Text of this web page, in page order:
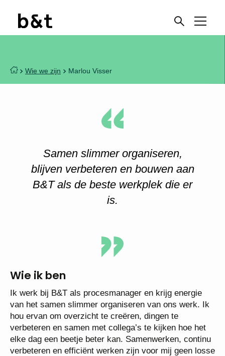
Wie we zijn Marlou Visser
Samen slimmer organiseren,
blijven verbeteren en bouwen aan
B&T als de beste werkplek die er
is.
Wie ik ben
Ik werk bij B&T als procesmanager en krijg energie
van het samen slimmer organiseren van ons werk. Ik
hou ervan om overzicht te creëren, dingen te
verbeteren en samen met collega’s te kijken hoe het
elke dag een beetje beter kan. Samenwerken, continu
verbeteren en efficiënt werken zijn voor mij geen losse